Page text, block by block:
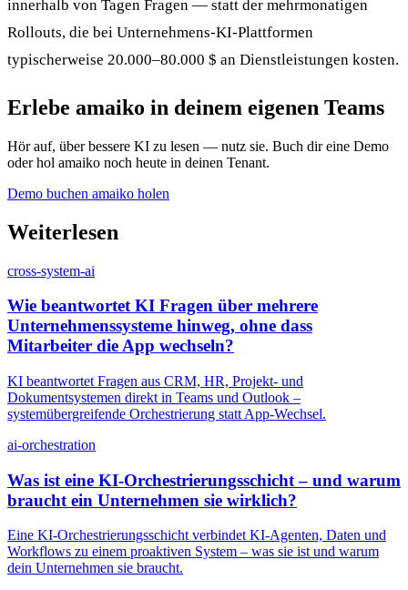
innerhalb von Tagen Fragen — statt der mehrmonatigen
Rollouts, die bei Unternehmens-KI-Plattformen
typischerweise 20.000–80.000 $ an Dienstleistungen kosten.
Erlebe amaiko in deinem eigenen Teams
Hör auf, über bessere KI zu lesen — nutz sie. Buch dir eine Demo
oder hol amaiko noch heute in deinen Tenant.
Demo buchen amaiko holen
Weiterlesen
cross-system-ai
Wie beantwortet KI Fragen über mehrere
Unternehmenssysteme hinweg, ohne dass
Mitarbeiter die App wechseln?
KI beantwortet Fragen aus CRM, HR, Projekt- und
Dokumentsystemen direkt in Teams und Outlook –
systemübergreifende Orchestrierung statt App-Wechsel.
ai-orchestration
Was ist eine KI-Orchestrierungsschicht – und warum
braucht ein Unternehmen sie wirklich?
Eine KI-Orchestrierungsschicht verbindet KI-Agenten, Daten und
Workflows zu einem proaktiven System – was sie ist und warum
dein Unternehmen sie braucht.